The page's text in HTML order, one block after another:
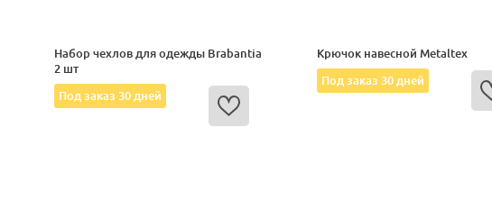
Набор чехлов для одежды Brabantia
2 шт
Под заказ 30 дней
Крючок навесной Metaltex
Под заказ 30 дней